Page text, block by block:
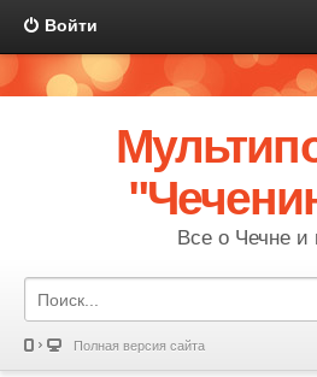
Войти
Все о Чечне и
Полная версия сайта